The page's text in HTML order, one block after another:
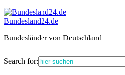
Bundesland24.de
Bundesländer von Deutschland
Search for: